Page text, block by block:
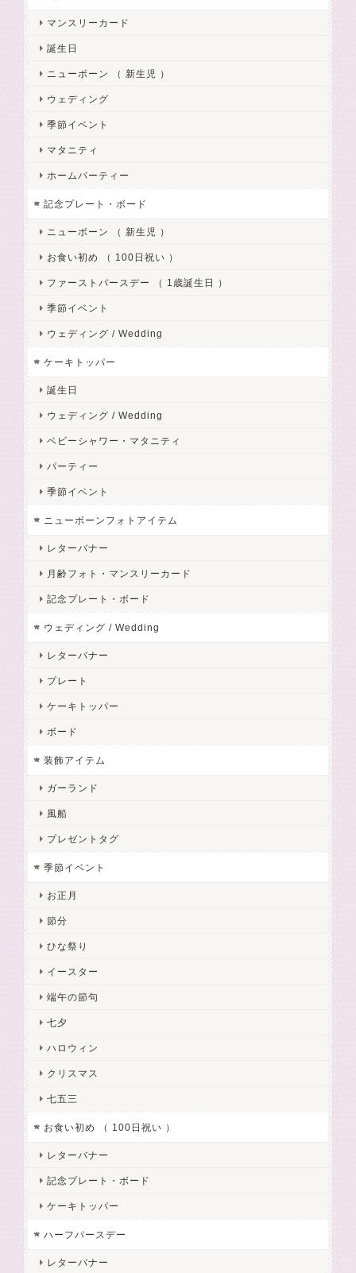
マンスリーカード
誕生日
ニューボーン （ 新生児 ）
ウェディング
季節イベント
マタニティ
ホームパーティー
記念プレート・ボード
ニューボーン （ 新生児 ）
お食い初め （ 100日祝い ）
ファーストバースデー （ 1歳誕生日 ）
季節イベント
ウェディング / Wedding
ケーキトッパー
誕生日
ウェディング / Wedding
ベビーシャワー・マタニティ
パーティー
季節イベント
ニューボーンフォトアイテム
レターバナー
月齢フォト・マンスリーカード
記念プレート・ボード
ウェディング / Wedding
レターバナー
プレート
ケーキトッパー
ボード
装飾アイテム
ガーランド
風船
プレゼントタグ
季節イベント
お正月
節分
ひな祭り
イースター
端午の節句
七夕
ハロウィン
クリスマス
七五三
お食い初め （ 100日祝い ）
レターバナー
記念プレート・ボード
ケーキトッパー
ハーフバースデー
レターバナー